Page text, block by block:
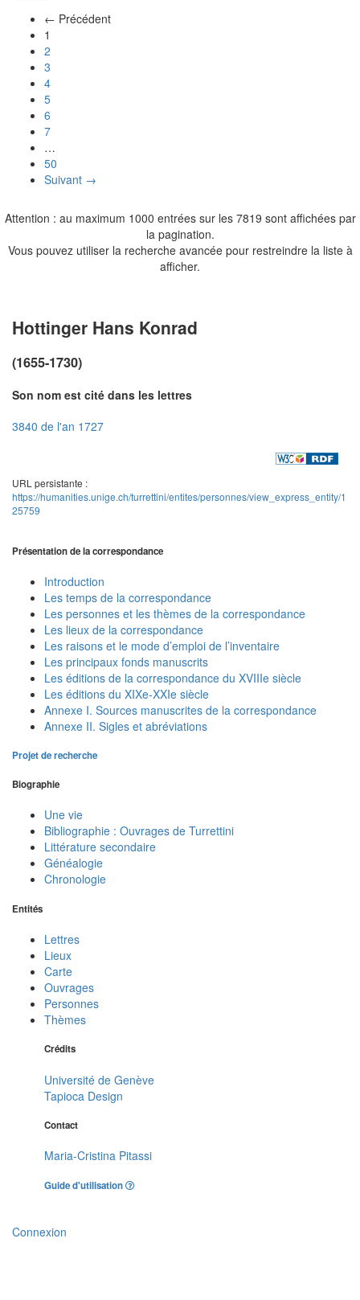
← Précédent
1
2
3
4
5
6
7
…
50
Suivant →
Attention : au maximum 1000 entrées sur les 7819 sont affichées par
la pagination.
Vous pouvez utiliser la recherche avancée pour restreindre la liste à
afficher.
Hottinger Hans Konrad
(1655-1730)
Son nom est cité dans les lettres
3840 de l'an 1727
URL persistante :
https://humanities.unige.ch/turrettini/entites/personnes/view_express_entity/1
25759
Présentation de la correspondance
Introduction
Les temps de la correspondance
Les personnes et les thèmes de la correspondance
Les lieux de la correspondance
Les raisons et le mode d’emploi de l’inventaire
Les principaux fonds manuscrits
Les éditions de la correspondance du XVIIIe siècle
Les éditions du XIXe-XXIe siècle
Annexe I. Sources manuscrites de la correspondance
Annexe II. Sigles et abréviations
Projet de recherche
Biographie
Une vie
Bibliographie : Ouvrages de Turrettini
Littérature secondaire
Généalogie
Chronologie
Entités
Lettres
Lieux
Carte
Ouvrages
Personnes
Thèmes
Crédits
Université de Genève
Tapioca Design
Contact
Maria-Cristina Pitassi
Guide d'utilisation
Connexion